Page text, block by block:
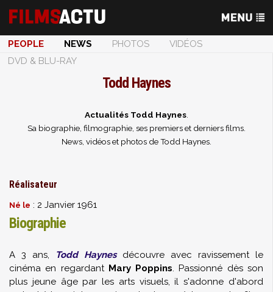
PEOPLE NEWS PHOTOS
VIDÉOS
DVD & BLU-RAY
Todd Haynes
Actualités Todd Haynes.
Sa biographie, filmographie, ses premiers et derniers films.
News, vidéos et photos de Todd Haynes.
Réalisateur
Né le : 2 Janvier 1961
Biographie
A 3 ans, Todd Haynesdécouvre avec ravissement le
cinéma en regardant Mary Poppins. Passionné dès son
plus jeune âge par les arts visuels, il s'adonne d'abord